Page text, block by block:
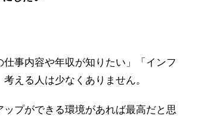
事内容や年収が知りたい」「インフ
える人は少なくありません。
プができる環境があれば最高だと思